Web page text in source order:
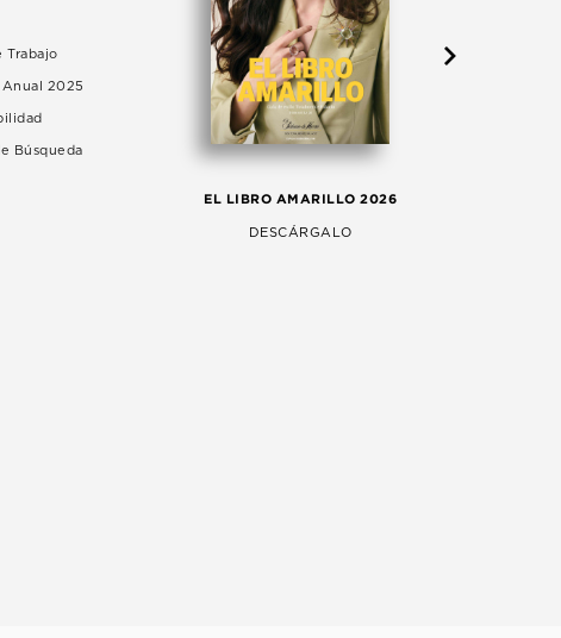
Trabajo
Anual 2025
Búsqueda
EL LIBRO AMARILLO 2026
DESCÁRGALO